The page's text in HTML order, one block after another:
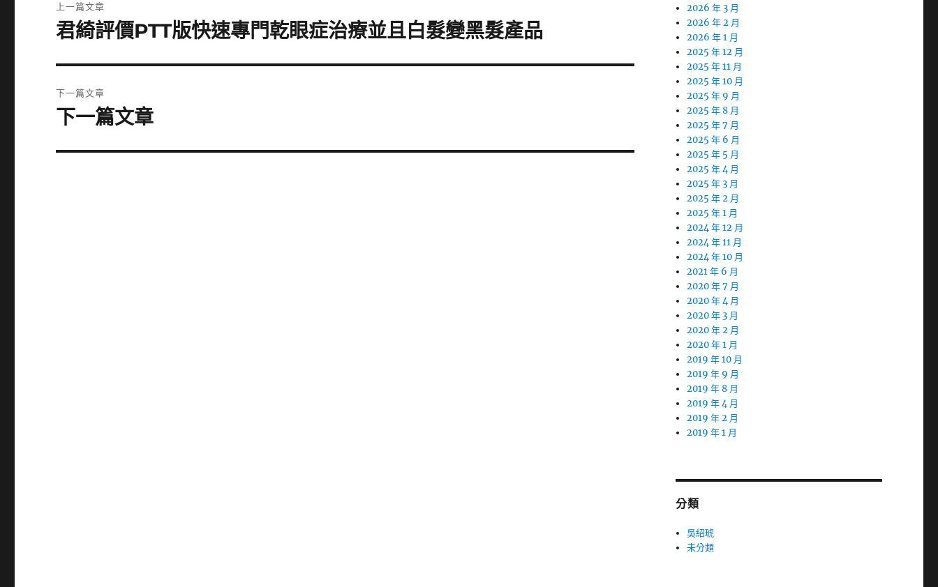
章
上一篇文章
上
篇
文
章:
君綺評價PTT版快速專門乾眼症治療並且白髮變黑髮產品
下一篇文章
下
篇
下一篇文章
2026 年 3 月
2026 年 2 月
2026 年 1 月
2025 年 12 月
2025 年 11 月
2025 年 10 月
2025 年 9 月
2025 年 8 月
2025 年 7 月
2025 年 6 月
2025 年 5 月
2025 年 4 月
2025 年 3 月
2025 年 2 月
2025 年 1 月
2024 年 12 月
2024 年 11 月
2024 年 10 月
2021 年 6 月
2020 年 7 月
2020 年 4 月
2020 年 3 月
2020 年 2 月
2020 年 1 月
2019 年 10 月
2019 年 9 月
2019 年 8 月
2019 年 4 月
2019 年 2 月
2019 年 1 月
分類
吳紹琥
未分類